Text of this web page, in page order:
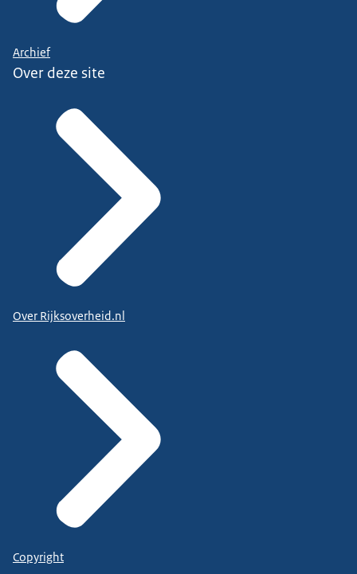
Archief
Over deze site
Over Rijksoverheid.nl
Copyright